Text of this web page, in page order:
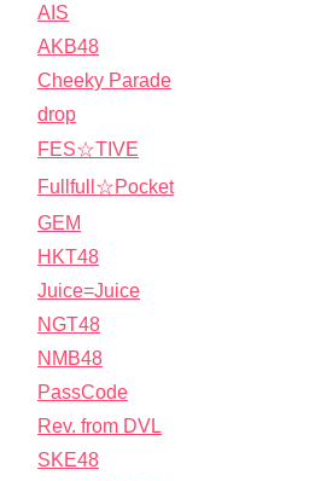
AIS
AKB48
Cheeky Parade
drop
FES☆TIVE
Fullfull☆Pocket
GEM
HKT48
Juice=Juice
NGT48
NMB48
PassCode
Rev. from DVL
SKE48